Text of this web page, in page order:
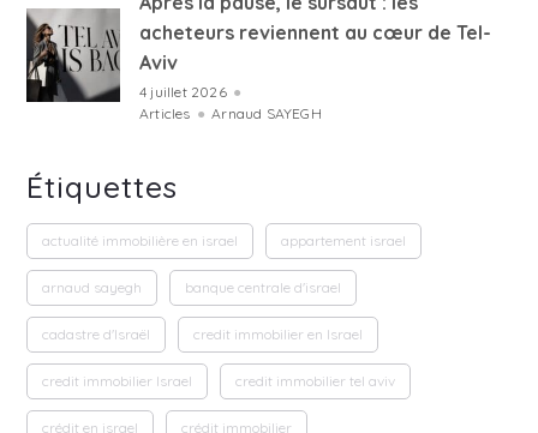
acheteurs reviennent au cœur de Tel-
Aviv
4 juillet 2026 ●
Articles ● Arnaud SAYEGH
Étiquettes
actualité immobilière en israel appartement israel
arnaud sayegh banque centrale d'israel
cadastre d'Israël credit immobilier en Israel
credit immobilier Israel credit immobilier tel aviv
crédit en israel crédit immobilier